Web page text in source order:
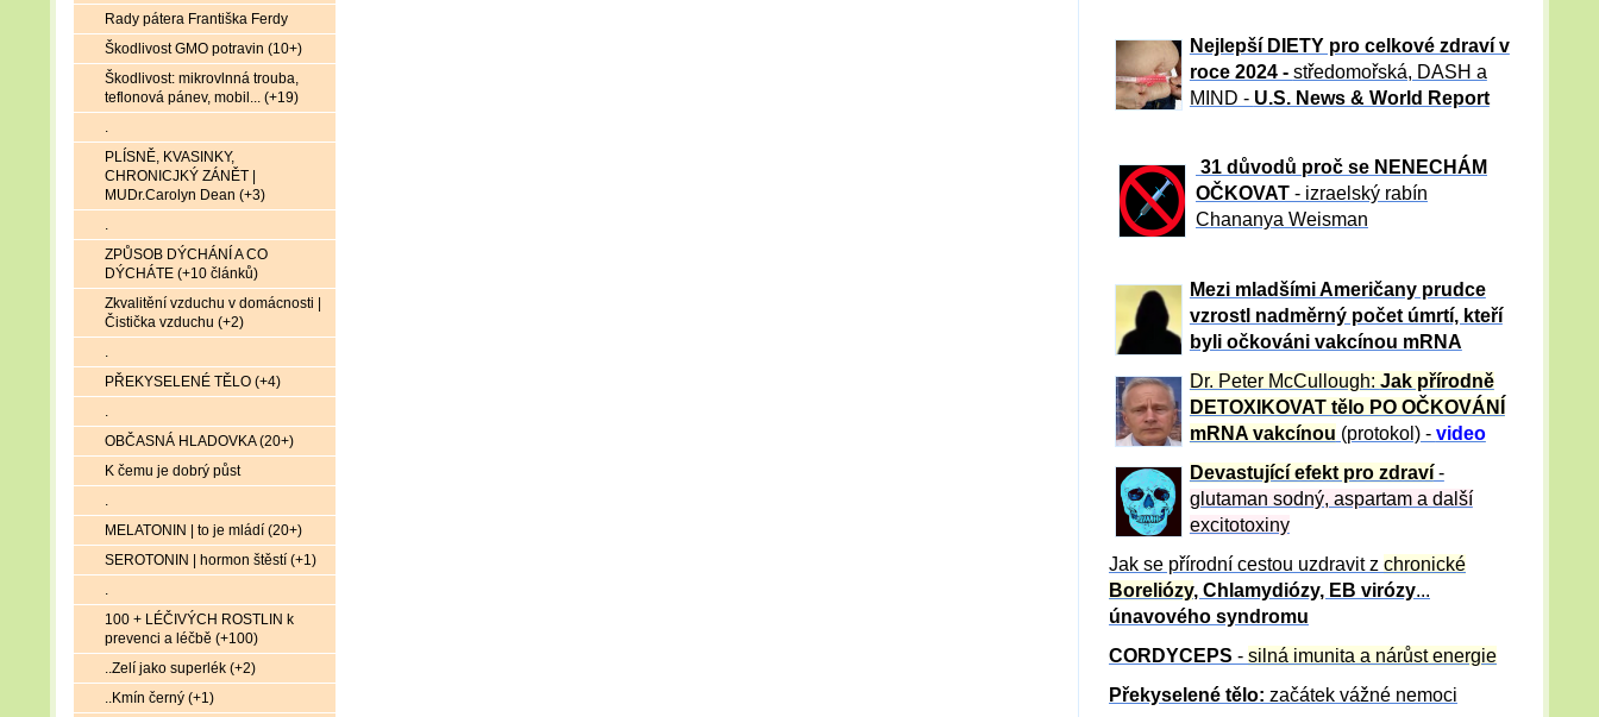
Nejlepší DIETY pro celkové zdraví v
roce 2024 - středomořská, DASH a
MIND - U.S. News & World Report
31 důvod ů proč se NENECHÁM
OČKOVAT - izraelský rabín
Chananya Weisman
Mezi mladšími Američany prudce
vzrostl nadměrný počet úmrtí, kteří
byli očkováni vakcínou mRNA
Dr. Peter McCullough: Jak přírodně
DETOXIKOVAT tělo PO OČKOVÁNÍ
mRNA vakcínou (protokol) - video
Devastující efekt pro zdraví-
glutaman sodný, aspartam a další
excitotoxiny
Jak se přírodní cestou uzdravit z chronické
Boreliózy, Chlamydiózy, EB virózy...
únavového syndromu
CORDYCEPS - silná imunita a nárůst energie
Překyselené tělo: začátek vážné nemoci
Rady pátera Františka Ferdy
Škodlivost GMO potravin (10+)
Škodlivost: mikrovlnná trouba,
teflonová pánev, mobil... (+19)
.
PLÍSNĚ, KVASINKY,
CHRONICJKÝ ZÁNĚT |
MUDr.Carolyn Dean (+3)
.
ZPŮSOB DÝCHÁNÍ A CO
DÝCHÁTE (+10 článků)
Zkvalitění vzduchu v domácnosti |
Čistička vzduchu (+2)
.
PŘEKYSELENÉ TĚLO (+4)
.
OBČASNÁ HLADOVKA (20+)
K čemu je dobrý půst
.
MELATONIN | to je mládí (20+)
SEROTONIN | hormon štěstí (+1)
.
100 + LÉČIVÝCH ROSTLIN k
prevenci a léčbě (+100)
..Zelí jako superlék (+2)
..Kmín černý (+1)